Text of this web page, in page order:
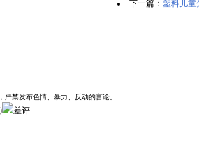
下一篇： 塑料儿童
禁发布色情、暴力、反动的言论。
差评